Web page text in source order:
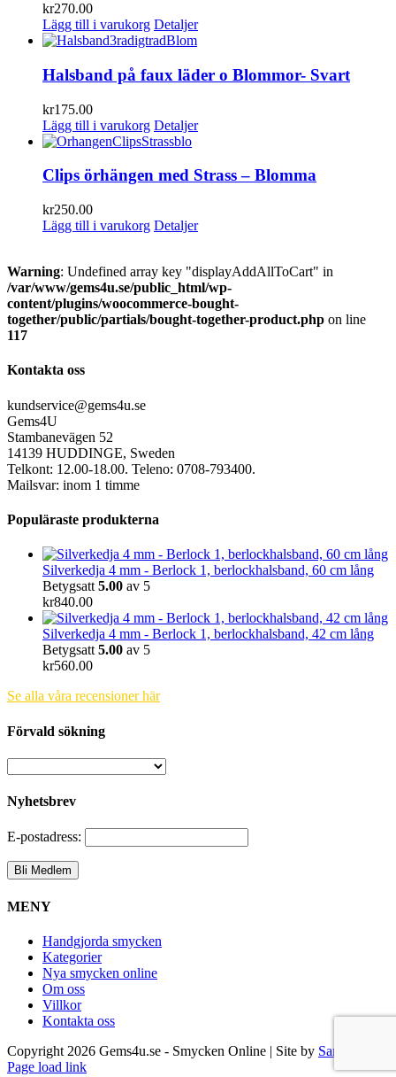
kr270.00
Lägg till i varukorg Detaljer
Halsband på faux läder o Blommor- Svart
kr175.00
Lägg till i varukorg Detaljer
Clips örhängen med Strass – Blomma
kr250.00
Lägg till i varukorg Detaljer
Warning: Undefined array key "displayAddAllToCart" in
/var/www/gems4u.se/public_html/wp-
content/plugins/woocommerce-bought-
together/public/partials/bought-together-product.php on line
117
Kontakta oss
kundservice@gems4u.se
Gems4U
Stambanevägen 52
14139 HUDDINGE, Sweden
Telkont: 12.00-18.00. Teleno: 0708-793400.
Mailsvar: inom 1 timme
Populäraste produkterna
Silverkedja 4 mm - Berlock 1, berlockhalsband, 60 cm lång
Betygsatt 5.00 av 5
kr840.00
Silverkedja 4 mm - Berlock 1, berlockhalsband, 42 cm lång
Betygsatt 5.00 av 5
kr560.00
Se alla våra recensioner här
Förvald sökning
Nyhetsbrev
E-postadress:
MENY
Handgjorda smycken
Kategorier
Nya smycken online
Om oss
Villkor
Kontakta oss
Copyright 2026 Gems4u.se - Smycken Online | Site by Samsara
Page load link